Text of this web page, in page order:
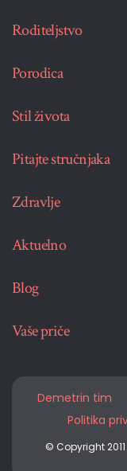
Roditeljstvo
Porodica
Stil života
Pitajte stručnjaka
Zdravlje
Aktuelno
Blog
Vaše priče
Demetrin tim
Politika
© Copyright